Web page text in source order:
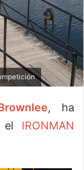
, ha
el IRONMAN